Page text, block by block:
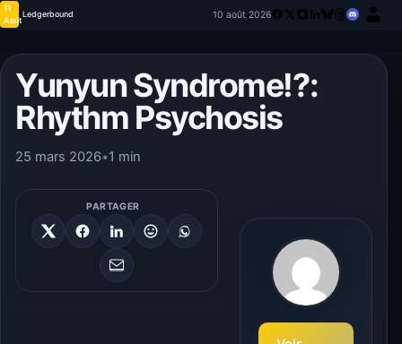
11
Août
Ledgerbound 10 août 2026
Yunyun Syndrome!?:
Rhythm Psychosis
25 mars 2026•1 min
PARTAGER